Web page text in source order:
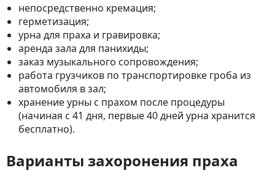
непосредственно кремация;
герметизация;
урна для праха и гравировка;
аренда зала для панихиды;
заказ музыкального сопровождения;
работа грузчиков по транспортировке гроба из
автомобиля в зал;
хранение урны с прахом после процедуры
(начиная с 41 дня, первые 40 дней урна хранится
бесплатно).
Варианты захоронения праха